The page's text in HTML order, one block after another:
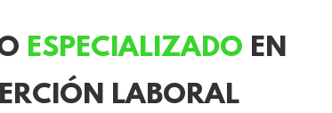
ESPECIALIZADO EN
LABORAL